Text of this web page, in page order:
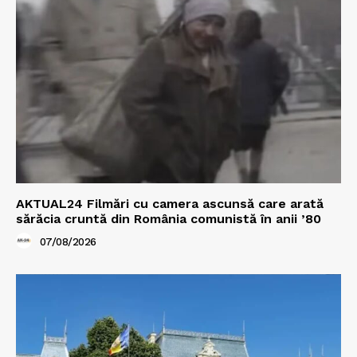
AKTUAL24 Filmări cu camera ascunsă care arată
sărăcia cruntă din România comunistă în anii ’80
07/08/2026